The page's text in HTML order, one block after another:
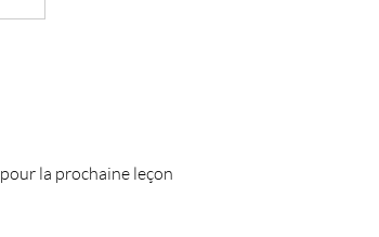
la prochaine leçon